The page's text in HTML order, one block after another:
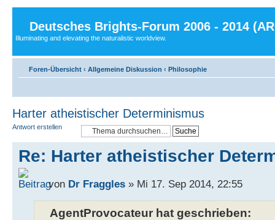
Deutsches Brights-Forum 2006 - 2014
Illuminating and elevating the naturalistic worldview.
Foren-Übersicht ‹ Allgemeine Diskussion ‹ Philosophie
Harter atheistischer Determinismus
Antwort erstellen
Re: Harter atheistischer
von Dr Fraggles » Mi 17. Sep 2014, 22:55
AgentProvocateur hat geschrieben: